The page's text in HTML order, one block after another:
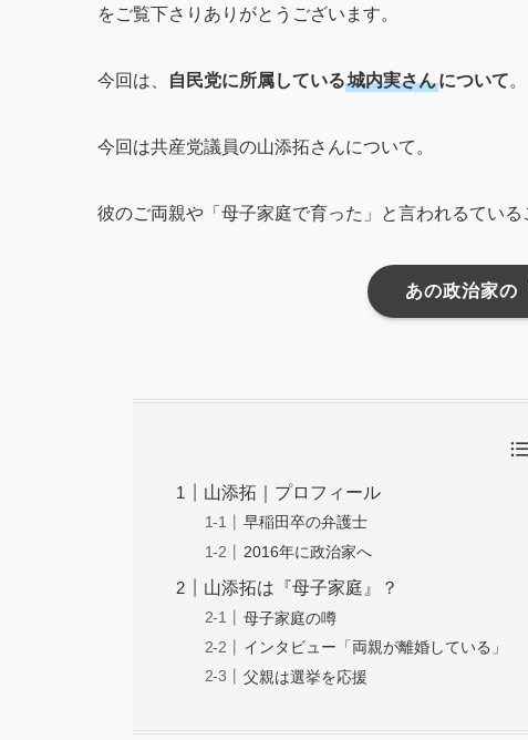
をご覧下さりありがとうございます。
今回は、 自民党に所属している城内実さんについて。
今回は共産党議員の山添拓さんについて。
彼のご両親や「母子家庭で育った」と言われるてい
あの政治家の
山添拓｜プロフィール
早稲田卒の弁護士
2016年に政治家へ
山添拓は『母子家庭』？
母子家庭の噂
インタビュー「両親が離婚している」
父親は選挙を応援